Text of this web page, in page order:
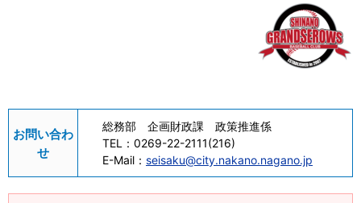
お問い合わ
せ
総務部 企画財政課 政策推進係
TEL： 0269-22-2111(216)
E-Mail： seisaku@city.nakano.nagano.jp